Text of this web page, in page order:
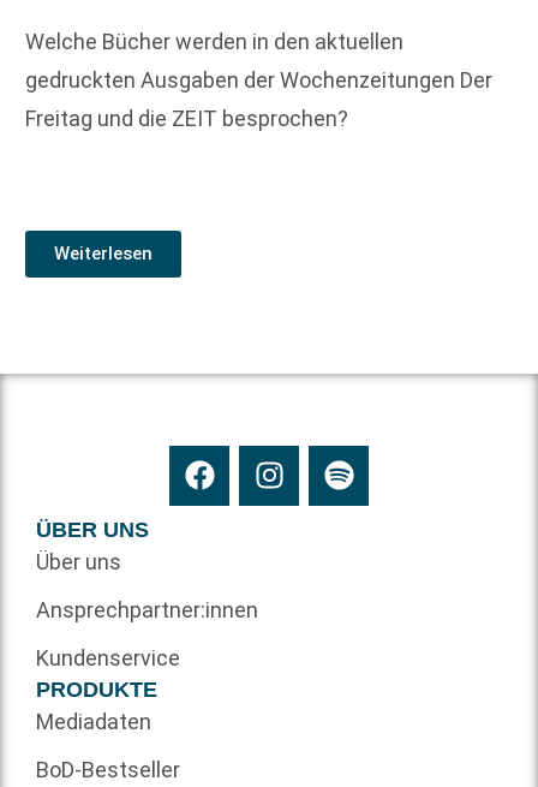
Welche Bücher werden in den aktuellen
gedruckten Ausgaben der Wochenzeitungen Der
Freitag und die ZEIT besprochen?
Weiterlesen
ÜBER UNS
Über uns
Ansprechpartner:innen
Kundenservice
PRODUKTE
Mediadaten
BoD-Bestseller